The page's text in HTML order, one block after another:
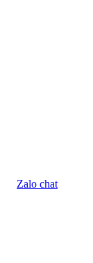
Zalo chat